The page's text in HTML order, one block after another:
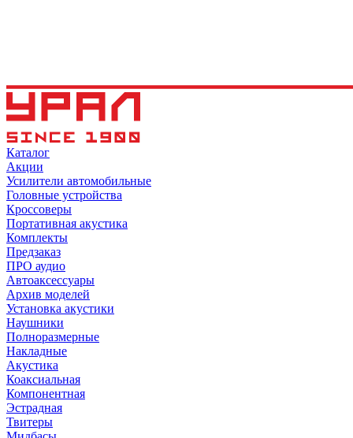
Каталог
Акции
Усилители автомобильные
Головные устройства
Кроссоверы
Портативная акустика
Комплекты
Предзаказ
ПРО аудио
Автоаксессуары
Архив моделей
Установка акустики
Наушники
Полноразмерные
Накладные
Акустика
Коаксиальная
Компонентная
Эстрадная
Твитеры